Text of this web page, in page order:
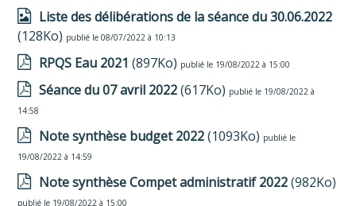
Liste des délibérations de la séance du 30.06.2022
(128Ko) publié le 08/07/2022 à 10:13
RPQS Eau 2021 (897Ko) publié le 19/08/2022 à 15:00
Séance du 07 avril 2022(617Ko) publié le 19/08/2022 à
14:58
Note synthèse budget 2022(1093Ko) publié le
19/08/2022 à 14:59
Note synthèse Compet administratif 2022(982Ko)
publié le 19/08/2022 à 15:00